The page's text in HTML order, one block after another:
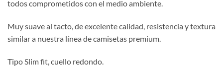
todos comprometidos con el medio ambiente.
Muy suave al tacto, de excelente calidad, resistencia y textura
similar a nuestra línea de camisetas premium.
Tipo Slim fit, cuello redondo.